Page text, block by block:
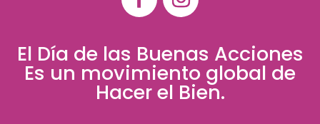
El Día de las Buenas Acciones
Es un movimiento global de
Hacer el Bien.